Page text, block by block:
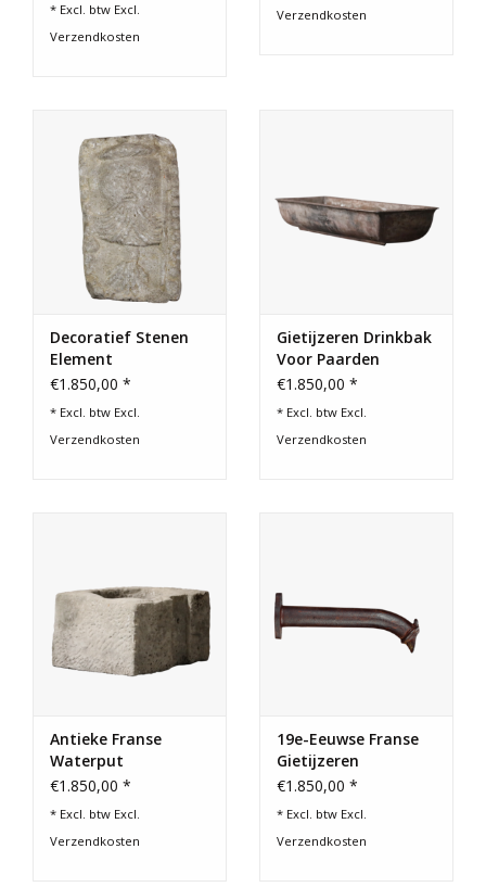
* Excl. btw Excl.
Verzendkosten
Verzendkosten
Decoratief Stenen
Element
€1.850,00 *
* Excl. btw Excl.
Verzendkosten
Gietijzeren Drinkbak
Voor Paarden
€1.850,00 *
* Excl. btw Excl.
Verzendkosten
Antieke Franse
Waterput
€1.850,00 *
* Excl. btw Excl.
Verzendkosten
19e-Eeuwse Franse
Gietijzeren
Watertuit
€1.850,00 *
* Excl. btw Excl.
Verzendkosten